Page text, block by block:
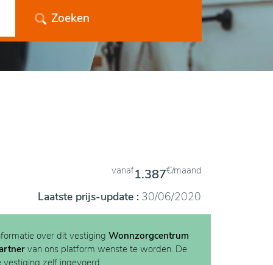
Zoeken
vanaf1.387€/maand
Laatste prijs-update : 30/06/2020
over dit vestiging Wonnzorgcentrum
van ons platform wenste te worden. De
vestiging zelf ingevoerd.